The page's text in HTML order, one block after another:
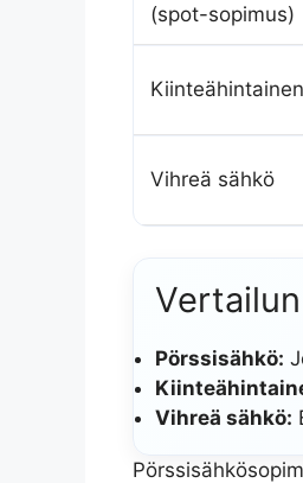
(spot-sopimus)
Kiinteähintainen
Vihreä sähkö
Pörssisähkö:
Vihreä sähkö: